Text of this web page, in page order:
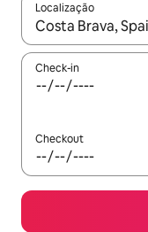
Localização
Quando os
Check-in
Checkout